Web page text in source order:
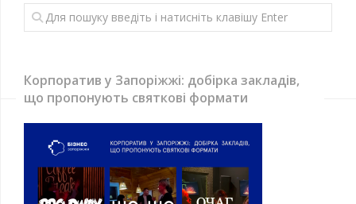
Корпоратив у Запоріжжі: добірка закладів,
що пропонують святкові формати